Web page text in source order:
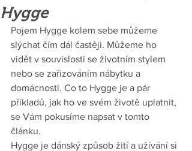
Hygge
Pojem Hygge kolem sebe můžeme
slýchat čím dál častěji. Můžeme ho
vidět v souvislosti se životním stylem
nebo se zařizováním nábytku a
domácnosti. Co to Hygge je a pár
příkladů, jak ho ve svém životě uplatnit,
se Vám pokusíme napsat v tomto
článku.
Hygge je dánský způsob žití a užívání si